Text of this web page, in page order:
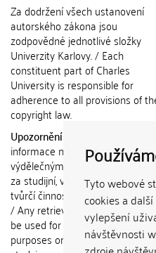
Tyto webové
cookies a
vylepšení
návštěvnosti
Za dodržení všech ustanovení
autorského zákona jsou
zodpovědné jednotlivé složky
Univerzity Karlovy. / Each
constituent part of Charles
University is responsible for
adherence to all provisions of
copyright law.
Upozornění / Notice:
informace nemohou být
výdělečným účelům nebo
za studijní, vědeckou nebo jinou
tvůrčí činnost jiné osoby než
/ Any retrieved information
be used for any commercial
purposes or claimed as results